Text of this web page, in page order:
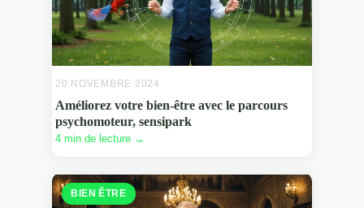
20 NOVEMBRE 2024
Améliorez votre bien-être avec le parcours
psychomoteur, sensipark
4 min de lecture →
BIEN ÊTRE